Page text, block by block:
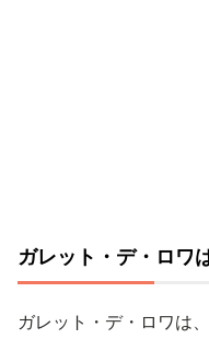
ガレット・デ・ロワ
ガレット・デ・ロワは